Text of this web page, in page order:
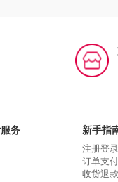
务 新手指
注册登录
订单支付
收货退款